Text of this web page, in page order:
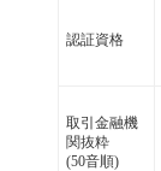
認証資格
取引金融機
関抜粋
(50音順)